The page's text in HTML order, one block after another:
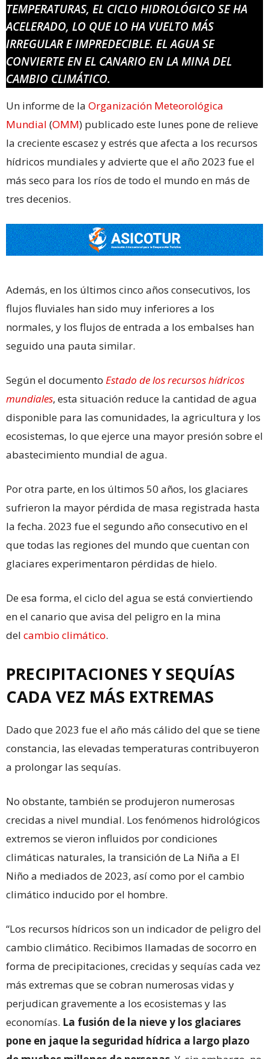
TEMPERATURAS, EL CICLO HIDROLÓGICO SE HA
ACELERADO, LO QUE LO HA VUELTO MÁS
IRREGULAR E IMPREDECIBLE. EL AGUA SE
CONVIERTE EN EL CANARIO EN LA MINA DEL
CAMBIO CLIMÁTICO.
Un informe de la Organización Meteorológica
Mundial (OMM) publicado este lunes pone de relieve
la creciente escasez y estrés que afecta a los recursos
hídricos mundiales y advierte que el año 2023 fue el
más seco para los ríos de todo el mundo en más de
tres decenios.
Además, en los últimos cinco años consecutivos, los
flujos fluviales han sido muy inferiores a los
normales, y los flujos de entrada a los embalses han
seguido una pauta similar.
Según el documento Estado de los recursos hídricos
mundiales, esta situación reduce la cantidad de agua
disponible para las comunidades, la agricultura y los
ecosistemas, lo que ejerce una mayor presión sobre el
abastecimiento mundial de agua.
Por otra parte, en los últimos 50 años, los glaciares
sufrieron la mayor pérdida de masa registrada hasta
la fecha. 2023 fue el segundo año consecutivo en el
que todas las regiones del mundo que cuentan con
glaciares experimentaron pérdidas de hielo.
De esa forma, el ciclo del agua se está conviertiendo
en el canario que avisa del peligro en la mina
del cambio climático.
PRECIPITACIONES Y SEQUÍAS
CADA VEZ MÁS EXTREMAS
Dado que 2023 fue el año más cálido del que se tiene
constancia, las elevadas temperaturas contribuyeron
a prolongar las sequías.
No obstante, también se produjeron numerosas
crecidas a nivel mundial. Los fenómenos hidrológicos
extremos se vieron influidos por condiciones
climáticas naturales, la transición de La Niña a El
Niño a mediados de 2023, así como por el cambio
climático inducido por el hombre.
“Los recursos hídricos son un indicador de peligro del
cambio climático. Recibimos llamadas de socorro en
forma de precipitaciones, crecidas y sequías cada vez
más extremas que se cobran numerosas vidas y
perjudican gravemente a los ecosistemas y las
economías. La fusión de la nieve y los glaciares
pone en jaque la seguridad hídrica a largo plazo